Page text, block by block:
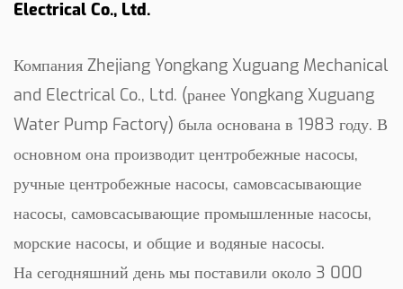
Electrical Co., Ltd.
Компания Zhejiang Yongkang Xuguang Mechanical
and Electrical Co., Ltd. (ранее Yongkang Xuguang
Water Pump Factory) была основана в 1983 году. В
основном она производит центробежные насосы,
ручные центробежные насосы, самовсасывающие
насосы, самовсасывающие промышленные насосы,
морские насосы, и общие и водяные насосы.
На сегодняшний день мы поставили около 3 000